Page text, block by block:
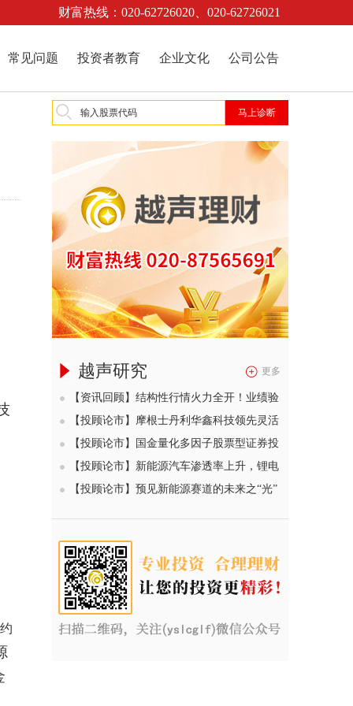
财富热线：020-62726020、020-62726021
常见问题 投资者教育 企业文化 公司公告
越声研究 更多
【资讯回顾】结构性行情火力全开！业绩验
证期叠加景气赛道爆发，AI 算力、光通
信、PCB三大主线贯穿本月
【投顾论市】摩根士丹利华鑫科技领先灵活
配置混合型证券投资基金（002707）——困
境翻转的机器人将迎来蓝海市场？
【投顾论市】国金量化多因子股票型证券投
资基金（006195）——618搭台元宇宙大秀
【投顾论市】新能源汽车渗透率上升，锂电
产业链前景远大！
【投顾论市】预见新能源赛道的未来之“光”